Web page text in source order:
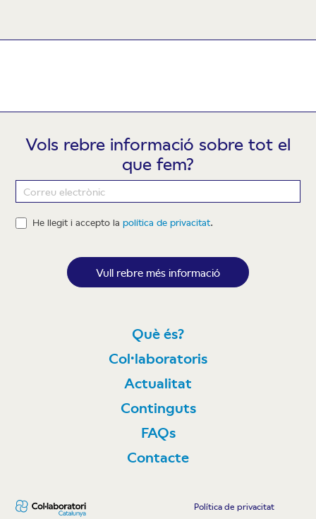
Vols rebre informació sobre tot el
que fem?
Newsletter
He llegit i accepto lapolítica de privacitat.
Vull rebre més informació
Què és?
Col·laboratoris
Actualitat
Continguts
FAQs
Contacte
Política de privacitat